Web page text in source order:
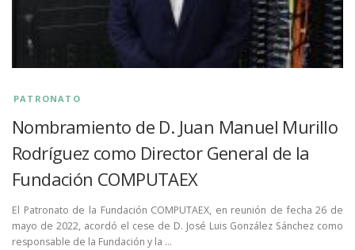
PATRONATO
Nombramiento de D. Juan Manuel Murillo
Rodríguez como Director General de la
Fundación COMPUTAEX
El Patronato de la Fundación COMPUTAEX, en reunión de fecha 26 de
mayo de 2022, acordó el cese de D. José Luis González Sánchez como
responsable de la Fundación y la …